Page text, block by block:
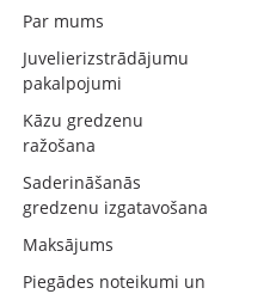
Par mums
Juvelierizstrādājumu
pakalpojumi
Kāzu gredzenu
ražošana
Saderināšanās
gredzenu izgatavošana
Maksājums
Piegādes noteikumi un